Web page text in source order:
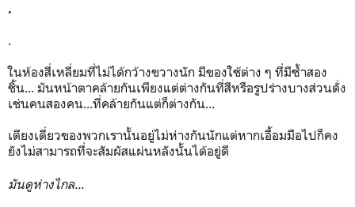
.
.
ในห้องสี่เหลี่ยมที่ไม่ได้กว้างขวางนัก มีของใช้ต่าง ๆ ที่มีซ้ำสอง
ชิ้น... มันหน้าตาคล้ายกันเพียงแต่ต่างกันที่สีหรือรูปร่างบางส่วนดั่ง
เช่นคนสองคน...ที่คล้ายกันแต่ก็ต่างกัน...
เตียงเดี่ยวของพวกเรานั้นอยู่ไม่ห่างกันนักแต่หากเอื้อมมือไปก็คง
ยังไม่สามารถที่จะสัมผัสแผ่นหลังนั้นได้อยู่ดี
มันดูห่างไกล...